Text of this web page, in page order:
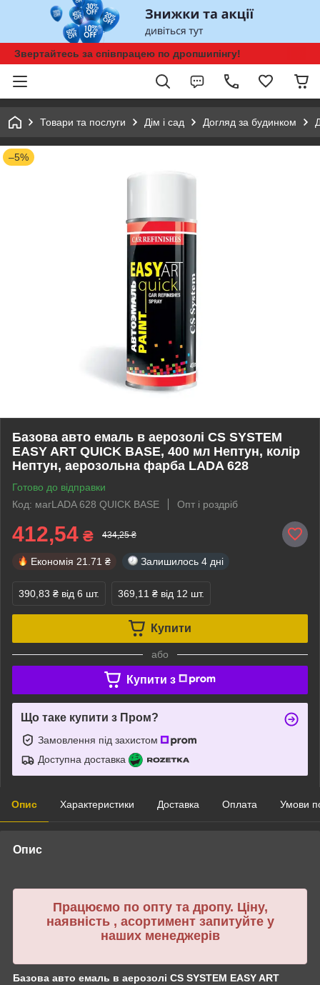
Звертайтесь за співпрацею по дропшипінгу!
Товари та послуги Дім і сад Догляд за будинком
–5%
Базова авто емаль в аерозолі CS SYSTEM
EASY ART QUICK BASE, 400 мл Нептун, колір
Нептун, аерозольна фарба LADA 628
Готово до відправки
Код: магLADA 628 QUICK BASE
Опт і роздріб
412,54 ₴ 434,25 ₴
Економія 21.71 ₴ Залишилось 4 дні
390,83 ₴ від 6 шт. 369,11 ₴ від 12 шт.
Купити
або
Купити з
Що таке купити з Пром?
Замовлення під захистом
Доступна доставка
Опис Характеристики Доставка Оплата Умови
Опис
Працюємо по опту та дропу. Ціну,
наявність , асортимент запитуйте у
наших менеджерів
Базова авто емаль в аерозолі CS SYSTEM EASY ART